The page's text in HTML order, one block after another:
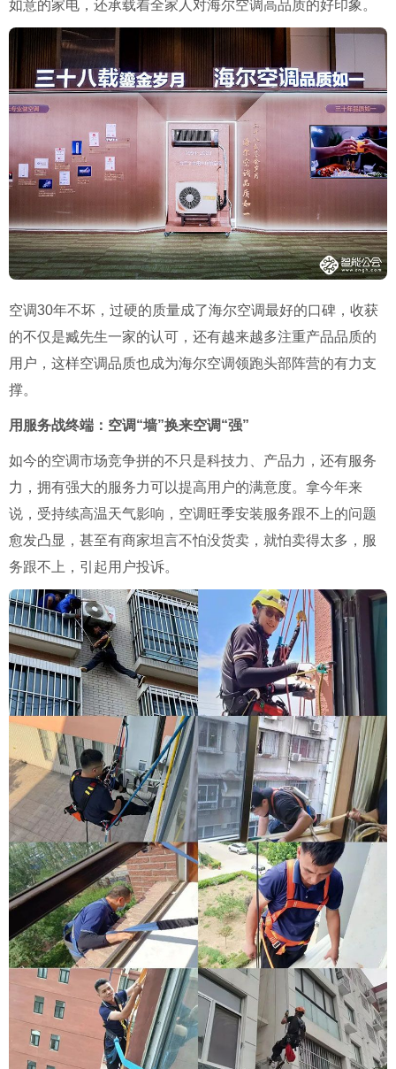
如意的家电，还承载着全家人对海尔空调高品质的好印象。
空调30年不坏，过硬的质量成了海尔空调最好的口碑，收获
的不仅是臧先生一家的认可，还有越来越多注重产品品质的
用户，这样空调品质也成为海尔空调领跑头部阵营的有力支
撑。
用服务战终端：空调“墙”换来空调“强”
如今的空调市场竞争拼的不只是科技力、产品力，还有服务
力，拥有强大的服务力可以提高用户的满意度。拿今年来
说，受持续高温天气影响，空调旺季安装服务跟不上的问题
愈发凸显，甚至有商家坦言不怕没货卖，就怕卖得太多，服
务跟不上，引起用户投诉。